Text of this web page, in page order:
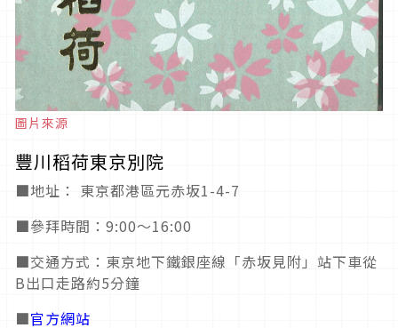
圖片來源
豐川稻荷東京別院
■地址： 東京都港區元赤坂1-4-7
■參拜時間：9:00～16:00
■交通方式：東京地下鐵銀座線「赤坂見附」站下車從
B出口走路約5分鐘
■官方網站